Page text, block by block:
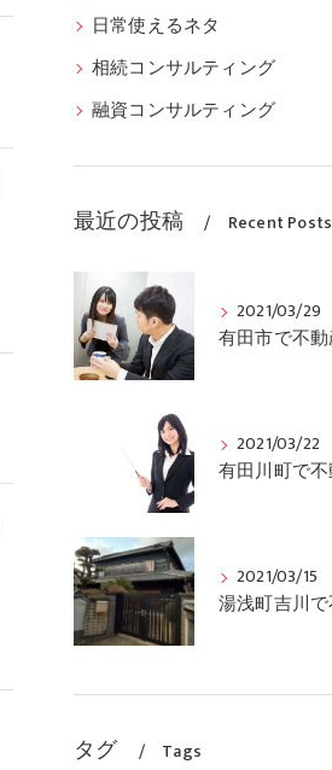
日常使えるネタ
相続コンサルティング
融資コンサルティング
最近の投稿 Recent Posts
2021/03/29
2021/03/22
2021/03/15
タグ Tags